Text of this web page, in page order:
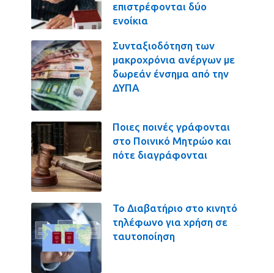
επιστρέφονται δύο
ενοίκια
Συνταξιοδότηση των
μακροχρόνια ανέργων με
δωρεάν ένσημα από την
ΔΥΠΑ
Ποιες ποινές γράφονται
στο Ποινικό Μητρώο και
πότε διαγράφονται
Το Διαβατήριο στο κινητό
τηλέφωνο για χρήση σε
ταυτοποίηση